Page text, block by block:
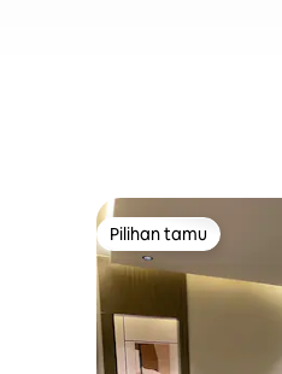
Pilihan tamu
Pilihan tamu